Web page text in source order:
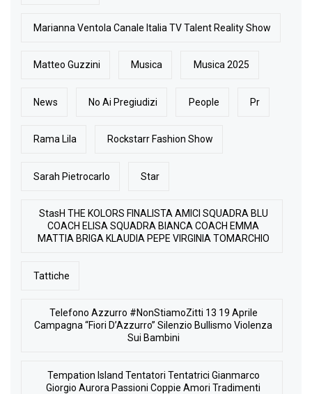
Marianna Ventola Canale Italia TV Talent Reality Show
Matteo Guzzini Musica Musica 2025
News No Ai Pregiudizi People Pr
Rama Lila Rockstarr Fashion Show
Sarah Pietrocarlo Star
StasH THE KOLORS FINALISTA AMICI SQUADRA BLU
COACH ELISA SQUADRA BIANCA COACH EMMA
MATTIA BRIGA KLAUDIA PEPE VIRGINIA TOMARCHIO
Tattiche
Telefono Azzurro #NonStiamoZitti 13 19 Aprile
Campagna “Fiori D’Azzurro” Silenzio Bullismo Violenza
Sui Bambini
Tempation Island Tentatori Tentatrici Gianmarco
Giorgio Aurora Passioni Coppie Amori Tradimenti